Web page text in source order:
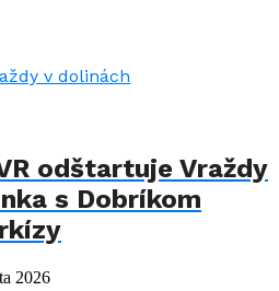
odštartuje Vraždy
s Dobríkom
2026